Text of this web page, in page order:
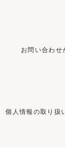
お問い合わせ
個人情報の取り扱